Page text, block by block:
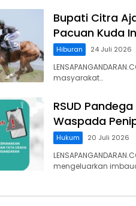
Bupati Citra
Pacuan Kuda
Hiburan 24 Juli 2026
masyarakat…
RSUD
Waspada
Hukum 20 Juli 2026
mengeluarkan